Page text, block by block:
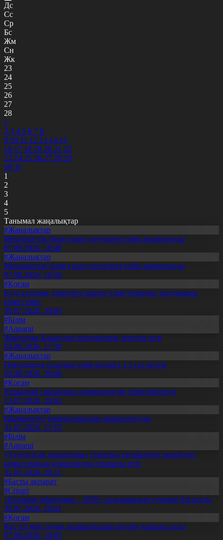
Дс
Сс
Ср
Бс
Жм
Сн
Жк
23
24
25
26
27
28
1
2 3 4 5 6 7 8
9 10 11 12 13 14 15
16 17 18 19 20 21 22
23 24 25 26 27 28 29
30 31
1
2
3
4
5
Танымал жаңалықтар
#Жаңалықтар
Мемлекеттік білім грант иегерлері тізімі жарияланды
07.08.2026, 19:46
#Жаңалықтар
Мемлекеттік білім грант иегерлері тізімі жарияланды
07.08.2026, 16:50
#Қоғам
Енді салалық дәрігерге қаралу үшін терапевт жолдамасы
қажет емес
30.07.2026, 20:05
#Білім
#Aqparat
Жапондар Қазақстан өсімдіктерін зерттеп жүр
04.08.2026, 17:30
#Жаңалықтар
Павлодарда отандық өнім өндірісі 1,5 есе артты
05.08.2026, 20:06
#Қоғам
Құрылтай сайлауына үміткерлердің тізімі бекітілді
13.07.2026, 20:03
#Жаңалықтар
Шымкентте теміржолшылар марапатталды
31.07.2026, 17:15
#Білім
#Aqparat
«Тәуелсіздік ұрпақтары» грантын тағайындау жөніндегі
комиссияның қорытынды отырысы өтті
31.07.2026, 20:11
#Басты ақпарат
#Спорт
«Болашақ ойындары – 2026» халықаралық турнирі басталды
30.07.2026, 10:01
#Қоғам
Құс еті мен тауық жұмыртқасын өндіру қарқын алды
07.08.2026, 10:05